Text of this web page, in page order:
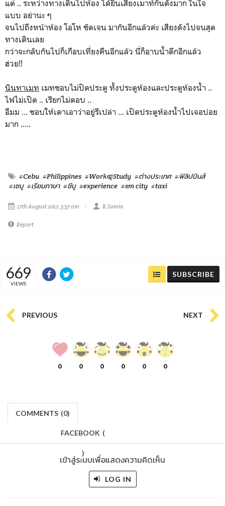
แต่ .. ระหว่างทางเดินไปห้อง ได้ยินเสียงเมาท์กันดังมาก ในใจ
แบบ อย่านะ ๆ
จนไปถึงหน้าห้อง โอโห ชัดเจน มากันอีกแล้วค่ะ เสียงดังไปจนสุด
ทางเดินเลย
กว่าจะกลับกันไปก็เกือบเที่ยงคืนอีกแล้ว นี่ก็อาบน้ำดึกอีกแล้ว
ฮ่วย!!
นินทาเมท เมทชอบไม่ปิดประตู ทั้งประตูห้องและประตูห้องน้ำ ..
ไฟไม่เปิด .. เรียกไม่ตอบ ..
อืมม ... ชอบให้เดาเอาว่าอยู่รึเปล่า ... เปิดประตูห้องน้ำไปเจอบ่อย
มาก .....
#Cebu #Philippines #Work&Study #ต่างประเทศ #ฟิลิปปินส์
#เซบู #เรียนภาษา #ซีบู #experience #sm city #taxi
17th August 2017, 5:57 am R.Somin
Report
669
VIEWS
SUBSCRIBE
PREVIOUS NEXT
0 0 0 0 0 0
COMMENTS (0)
FACEBOOK (
)
เข้าสู่ระบบเพื่อแสดงความคิดเห็น
LOG IN